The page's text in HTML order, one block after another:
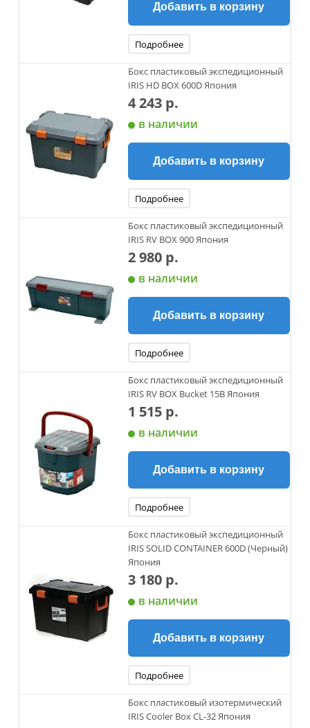
Добавить в корзину
Подробнее
Бокс пластиковый экспедиционный
IRIS HD BOX 600D Япония
4 243 р.
в наличии
Добавить в корзину
Подробнее
Бокс пластиковый экспедиционный
IRIS RV BOX 900 Япония
2 980 р.
в наличии
Добавить в корзину
Подробнее
Бокс пластиковый экспедиционный
IRIS RV BOX Bucket 15B Япония
1 515 р.
в наличии
Добавить в корзину
Подробнее
Бокс пластиковый экспедиционный
IRIS SOLID CONTAINER 600D (Черный)
Япония
3 180 р.
в наличии
Добавить в корзину
Подробнее
Бокс пластиковый изотермический
IRIS Cooler Box CL-32 Япония